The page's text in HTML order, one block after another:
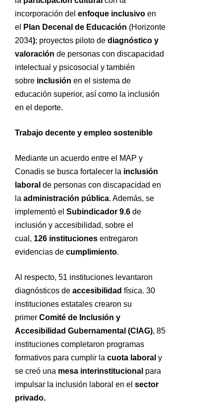
incorporación del enfoque inclusivo en
el
Plan Decenal de Educación (Horizonte
2034); proyectos piloto de diagnóstico y
valoración de personas con discapacidad
intelectual y psicosocial y también
sobre inclusión en el sistema de
educación superior, así como la inclusión
en el deporte.
Trabajo decente y empleo sostenible
Mediante un acuerdo entre el MAP y
Conadis se busca fortalecer la inclusión
laboral de personas con discapacidad en
la administración pública. Además, se
implementó el Subindicador 9.6 de
inclusión y accesibilidad, sobre el
cual, 126 instituciones entregaron
evidencias de cumplimiento.
Al respecto, 51 instituciones levantaron
diagnósticos de accesibilidad física. 30
instituciones estatales crearon su
primer Comité de Inclusión y
Accesibilidad Gubernamental (CIAG), 85
instituciones completaron programas
formativos para cumplir la cuota laboral y
se creó una mesa interinstitucional para
impulsar la inclusión laboral en el sector
privado.